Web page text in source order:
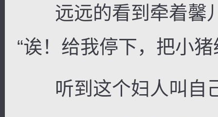
远远的看到牵着馨
“诶！给我停下，把小
听到这个妇人叫自